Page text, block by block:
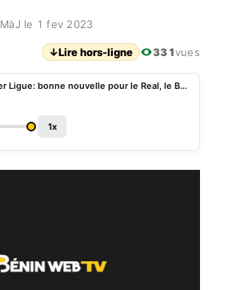
MàJ le 1 fev 2023
↓Lire hors-ligne 331vues
Super Ligue: bonne nouvelle pour le Real, le Barça et la Juve
1x